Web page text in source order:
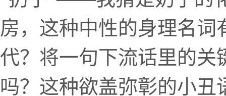
房，这种中性的身理名
代？将一句下流话里的关
吗？这种欲盖弥彰的小